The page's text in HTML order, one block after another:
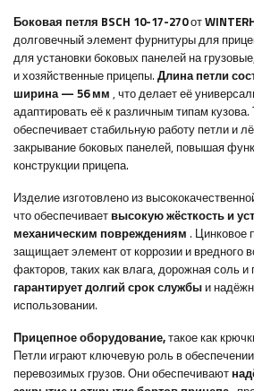
Боковая петля BSCH 10-17-270от
долговечный элемент фурнитуры для
для установки боковых панелей на
и хозяйственные прицепы. Длина петли
ширина — 56 мм , что делает её
адаптировать её к различным типам кузова.
обеспечивает стабильную работу петли и
закрывание боковых панелей, повышая
конструкции прицепа.
Изделие изготовлено из
что обеспечивает высокую жёсткость и
механическим повреждениям . Цинковое
защищает элемент от коррозии и вредного
факторов, таких как влага, дорожная соль
гарантирует долгий срок службы и
использовании.
Прицепное оборудование,такое как
Петли играют ключевую роль в
перевозимых грузов. Они обеспечивают